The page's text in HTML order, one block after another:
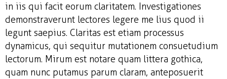
in iis qui facit eorum claritatem. Investigationes
demonstraverunt lectores legere me lius quod ii
legunt saepius. Claritas est etiam processus
dynamicus, qui sequitur mutationem consuetudium
lectorum. Mirum est notare quam littera gothica,
quam nunc putamus parum claram, anteposuerit